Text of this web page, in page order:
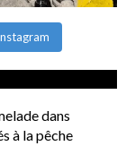
dans
à la pêche